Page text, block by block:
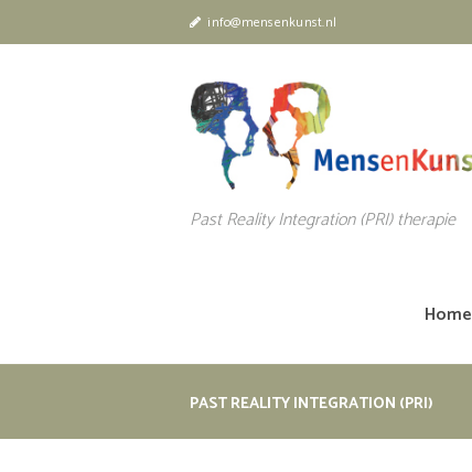
info@mensenkunst.nl
Past Reality Integration (PRI) therapie
Home
PAST REALITY INTEGRATION (PRI)